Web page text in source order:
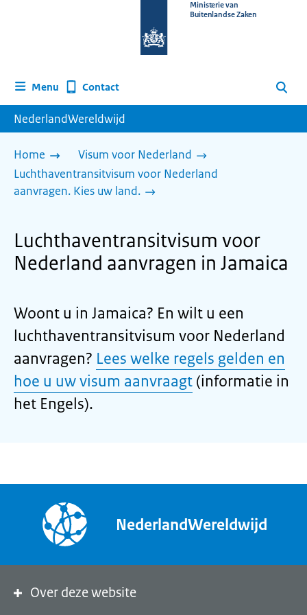
homepage
Ministerie van
Buitenlandse Zaken
Menu Contact Zoeken
NederlandWereldwijd
Home
Visum voor Nederland
Luchthaventransitvisum voor Nederland
aanvragen. Kies uw land.
Luchthaventransitvisum voor
Nederland aanvragen in Jamaica
Woont u in Jamaica? En wilt u een
luchthaventransitvisum voor Nederland
aanvragen? Lees welke regels gelden en
hoe u uw visum aanvraagt (informatie in
het Engels).
NederlandWereldwijd
Over deze website